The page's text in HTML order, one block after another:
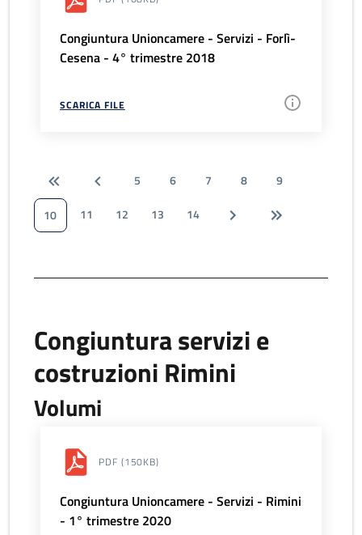
Congiuntura Unioncamere - Servizi - Forlì-
Cesena - 4° trimestre 2018
SCARICA FILE
5 6 7 8
9
10
11 12 13 14
Congiuntura servizi e
costruzioni Rimini
Volumi
PDF (150KB)
Congiuntura Unioncamere - Servizi - Rimini
- 1° trimestre 2020